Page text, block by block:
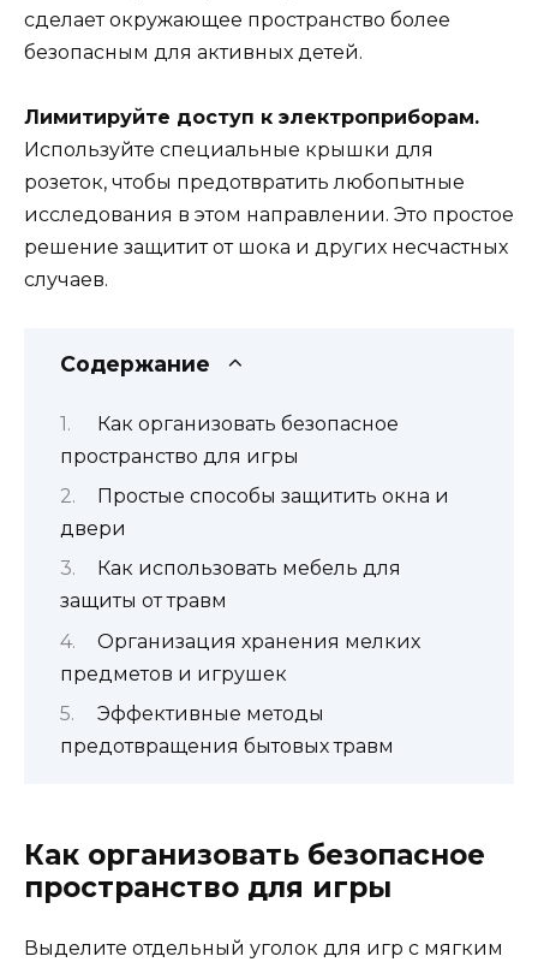
сделает окружающее пространство более
безопасным для активных детей.
Лимитируйте доступ к электроприборам.
Используйте специальные крышки для
розеток, чтобы предотвратить любопытные
исследования в этом направлении. Это простое
решение защитит от шока и других несчастных
случаев.
Содержание
Как организовать безопасное
пространство для игры
Простые способы защитить окна и
двери
Как использовать мебель для
защиты от травм
Организация хранения мелких
предметов и игрушек
Эффективные методы
предотвращения бытовых травм
Как организовать безопасное
пространство для игры
Выделите отдельный уголок для игр с мягким